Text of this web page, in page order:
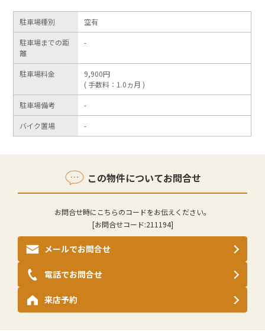
駐車場種別 空有
駐車場までの距
離
-
駐車場料金
9,900円
( 手数料：1.0ヵ月 )
駐車場備考 -
バイク置場 -
この物件についてお問合せ
お問合せ時にこちらのコードをお伝えください。
[お問合せコード:211194]
メールでお問合せ
来店予約
電話でお問合せ